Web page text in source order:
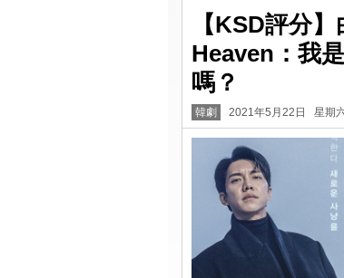
【KSD評分
Heaven：我
嗎？
韓劇 2021年5月22日 星期